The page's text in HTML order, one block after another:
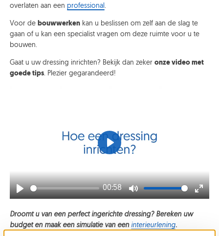
overlaten aan een professional.
Voor de bouwwerken kan u beslissen om zelf aan de slag te
gaan of u kan een specialist vragen om deze ruimte voor u te
bouwen.
Gaat u uw dressing inrichten? Bekijk dan zeker onze video met
goede tips. Plezier gegarandeerd!
Play
00:58
Mute
Enter
Play
Droomt u van een perfect ingerichte dressing? Bereken uw
budget en maak een simulatie van een interieurlening.